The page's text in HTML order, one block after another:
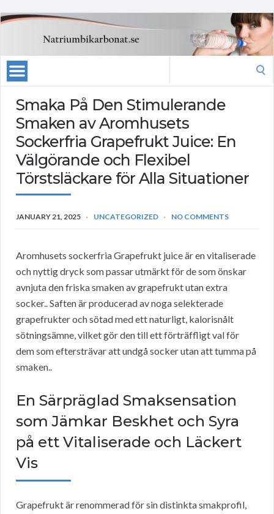
Smaka På Den Stimulerande
Smaken av Aromhusets
Sockerfria Grapefrukt Juice: En
Välgörande och Flexibel
Törstsläckare för Alla Situationer
JANUARY 21, 2025 UNCATEGORIZED NO COMMENTS
Aromhusets sockerfria Grapefrukt juice är en vitaliserade
och nyttig dryck som passar utmärkt för de som önskar
avnjuta den friska smaken av grapefrukt utan extra
socker.. Saften är producerad av noga selekterade
grapefrukter och sötad med ett naturligt, kalorisnålt
sötningsämne, vilket gör den till ett förträffligt val för
dem som eftersträvar att undgå socker utan att tumma på
smaken..
En Särpräglad Smaksensation
som Jämkar Beskhet och Syra
på ett Vitaliserade och Läckert
Vis
Grapefrukt är renommerad för sin distinkta smakprofil,